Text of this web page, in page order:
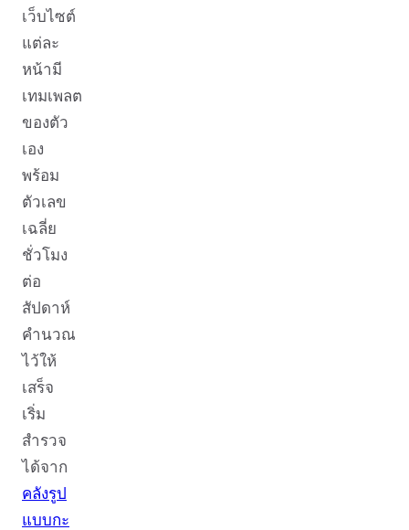
เว็บไซต์
แต่ละ
หน้ามี
เทมเพลต
ของตัว
เอง
พร้อม
ตัวเลข
เฉลี่ย
ชั่วโมง
ต่อ
สัปดาห์
คำนวณ
ไว้ให้
เสร็จ
เริ่ม
สำรวจ
ได้จาก
คลังรูป
แบบกะ